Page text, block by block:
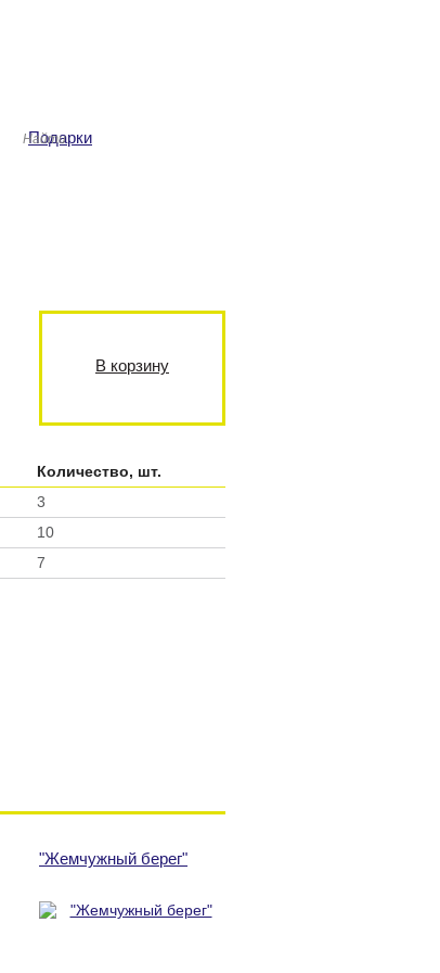
В корзину
Количество, шт.
3
10
7
"Жемчужный берег"
Подарки